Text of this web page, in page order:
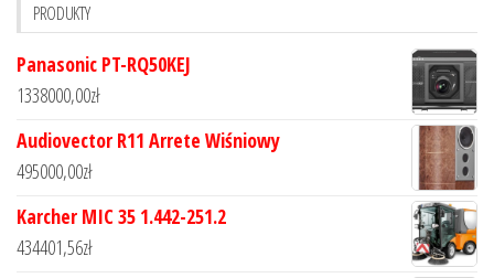
PRODUKTY
Panasonic PT-RQ50KEJ
1338000,00zł
Audiovector R11 Arrete Wiśniowy
495000,00zł
Karcher MIC 35 1.442-251.2
434401,56zł